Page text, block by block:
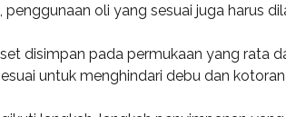
penggunaan oli yang sesuai juga harus
disimpan pada permukaan yang rata
untuk menghindari debu dan